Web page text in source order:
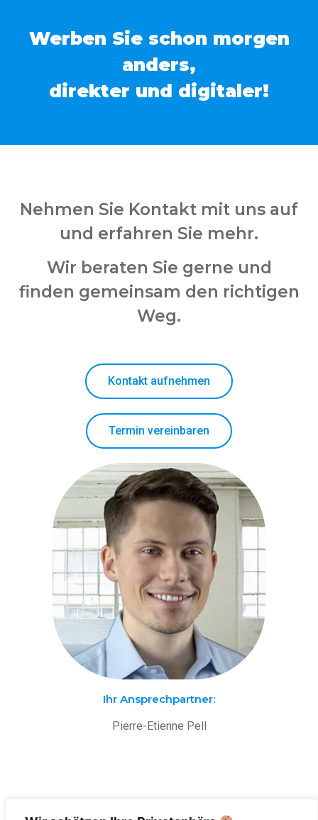
Werben Sie schon morgen
anders,
direkter und digitaler!
Nehmen Sie Kontakt mit uns auf
und erfahren Sie mehr.
Wir beraten Sie gerne und
finden gemeinsam den richtigen
Weg.
Kontakt aufnehmen
Termin vereinbaren
Ihr Ansprechpartner:
Pierre-Etienne Pell